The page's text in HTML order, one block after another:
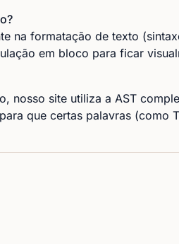
na formatação de texto
em bloco para ficar
nosso site utiliza a AST
que certas palavras (como